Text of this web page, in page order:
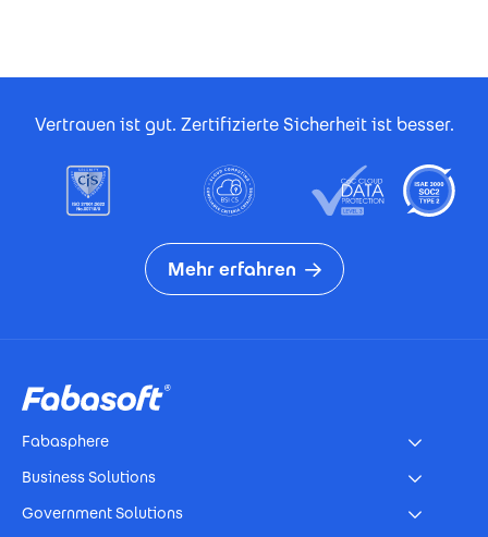
Vertrauen ist gut. Zertifizierte Sicherheit ist besser.
Mehr erfahren
Fabasphere
Business Solutions
Government Solutions